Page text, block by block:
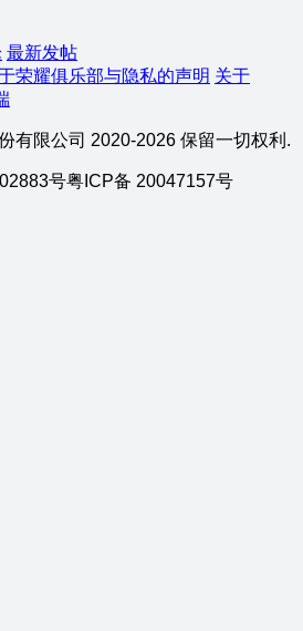
最新发帖
荣耀俱乐部与隐私的声明 关于
有限公司 2020-2026 保留一切权利.
号粤ICP备 20047157号